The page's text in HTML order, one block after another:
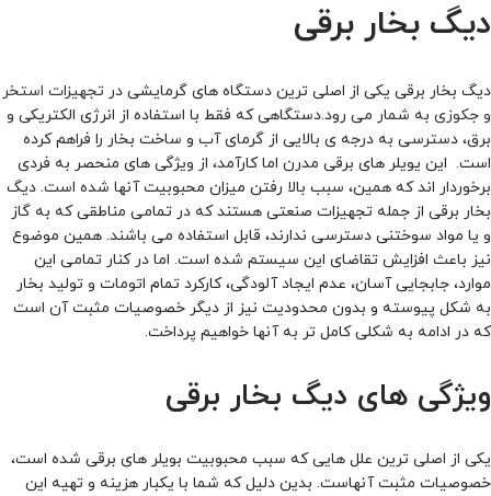
دیگ بخار برقی
دیگ بخار برقی یکی از اصلی ترین دستگاه های گرمایشی در تجهیزات استخر
و جکوزی به شمار می رود.دستگاهی که فقط با استفاده از انرژی الکتریکی و
برق، دسترسی به درجه ی بالایی از گرمای آب و ساخت بخار را فراهم کرده
است. این یویلر های برقی مدرن اما کارآمد، از ویژگی های منحصر به فردی
برخوردار اند که همین، سبب بالا رفتن میزان محبوبیت آنها شده است. دیگ
بخار برقی از جمله تجهیزات صنعتی هستند که در تمامی مناطقی که به گاز
و یا مواد سوختنی دسترسی ندارند، قابل استفاده می باشند. همین موضوع
نیز باعث افزایش تقاضای این سیستم شده است. اما در کنار تمامی این
موارد، جابجایی آسان، عدم ایجاد آلودگی، کارکرد تمام اتومات و تولید بخار
به شکل پیوسته و بدون محدودیت نیز از دیگر خصوصیات مثبت آن است
که در ادامه به شکلی کامل تر به آنها خواهیم پرداخت.
ویژگی های دیگ بخار برقی
یکی از اصلی ترین علل هایی که سبب محبوبیت بویلر های برقی شده است،
خصوصیات مثبت آنهاست. بدین دلیل که شما با یکبار هزینه و تهیه این